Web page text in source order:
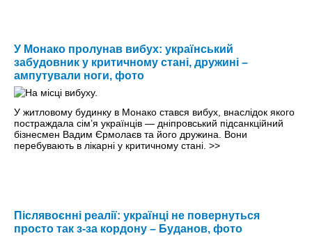
У Монако пролунав вибух: український
забудовник у критичному стані, дружині –
ампутували ноги, фото
У житловому будинку в Монако стався вибух, внаслідок якого
постраждала сім’я українців — дніпровський підсанкційний
бізнесмен Вадим Єрмолаєв та його дружина. Вони
перебувають в лікарні у критичному стані. >>
Післявоєнні реалії: українці не повернуться
просто так з-за кордону – Буданов, фото